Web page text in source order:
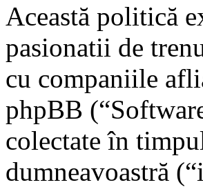
Această politică
pasionatii de
cu companiile
phpBB
colectate în
dumneavoastră